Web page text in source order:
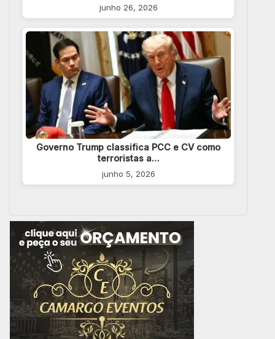
junho 26, 2026
Governo Trump classifica PCC e CV como
terroristas a…
junho 5, 2026